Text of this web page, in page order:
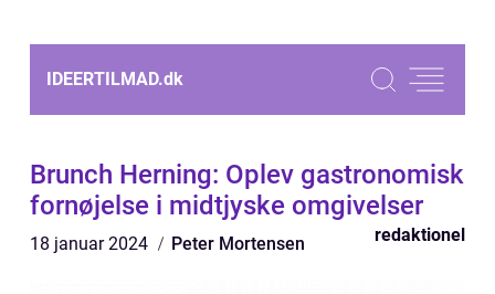
IDEERTILMAD.dk
Brunch Herning: Oplev gastronomisk
fornøjelse i midtjyske omgivelser
18 januar 2024 Peter Mortensen redaktionel